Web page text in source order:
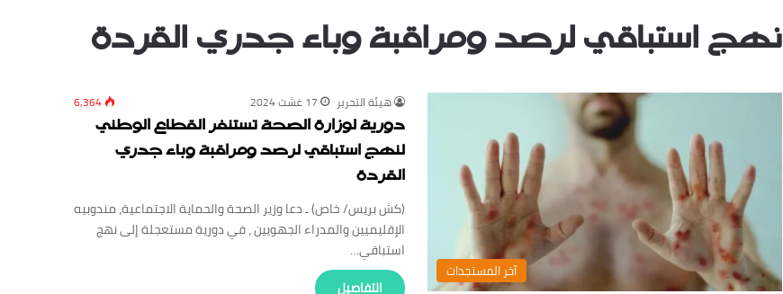
نهج استباقي لرصد ومراقبة وباء جدري القردة
‏آخر المستجدات
‏هيئة ‏التحرير 17 غشت 2024 6,364
دورية لوزارة الصحة تستنفر القطاع الوطني
لنهج استباقي لرصد ومراقبة وباء جدري
القردة
(كش بريس/ خاص) ـ دعا وزير الصحة والحماية الاجتماعية، مندوبيه
الإقليميين والمدراء الجهويين ، في دورية مستعجلة إلى نهج
استباقي…
‏التفاصيل